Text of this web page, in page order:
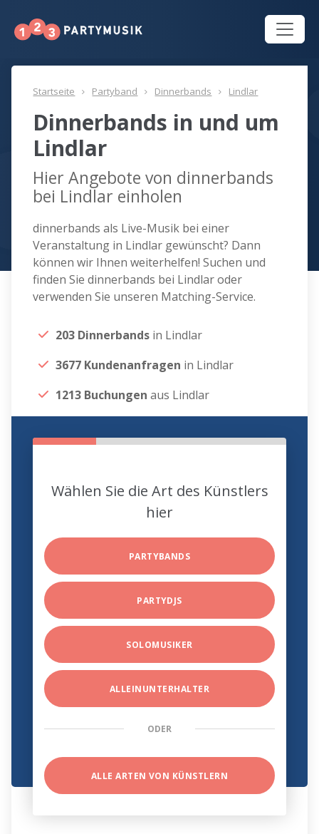
Startseite Partyband Dinnerbands Lindlar
Dinnerbands in und um
Lindlar
Hier Angebote von dinnerbands
bei Lindlar einholen
dinnerbands als Live-Musik bei einer
Veranstaltung in Lindlar gewünscht? Dann
können wir Ihnen weiterhelfen! Suchen und
finden Sie dinnerbands bei Lindlar oder
verwenden Sie unseren Matching-Service.
203 Dinnerbands in Lindlar
3677 Kundenanfragen in Lindlar
1213 Buchungen aus Lindlar
Wählen Sie die Art des Künstlers
hier
PARTYBANDS
PARTYDJS
SOLOMUSIKER
ALLEINUNTERHALTER
ODER
ALLE ARTEN VON KÜNSTLERN